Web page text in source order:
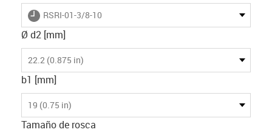
igus-icon-lieferzeit
RSRI-01-3/8-10
Ø d2 [mm]
22.2 (0.875 in)
b1 [mm]
19 (0.75 in)
Tamaño de rosca